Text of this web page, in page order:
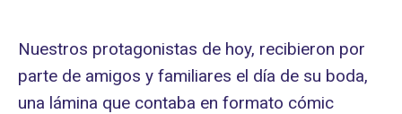
Nuestros protagonistas de hoy, recibieron por
parte de amigos y familiares el día de su boda,
una lámina que contaba en formato cómic